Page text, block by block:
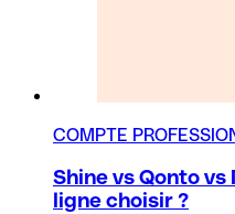
COMPTE
Shine vs Qonto
ligne choisir ?